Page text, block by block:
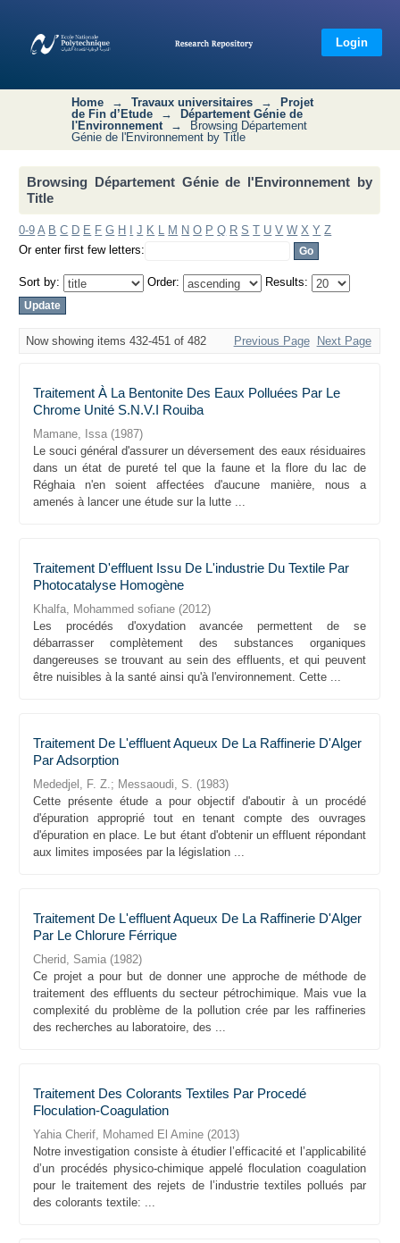
l'Environnement by Title
Login
Home → Travaux universitaires →
Projet
de Fin d’Etude
→
Département Génie de
l'Environnement
→
Browsing Département
Génie de l'Environnement by Title
Browsing Département Génie de l'Environnement by
Title
0-9 A B C D E F G H J K L M N O P Q R S T U V W X Y Z
Or enter first few letters:
Sort by: Order: Results:
Now showing items 432-451 of 482 Previous Page Next Page
Traitement À La Bentonite Des Eaux Polluées Par Le
Chrome Unité S.N.V.I Rouiba
Mamane, Issa (1987)
Le souci général d'assurer un déversement des eaux résiduaires
dans un état de pureté tel que la faune et la flore du lac de
Réghaia n'en soient affectées d'aucune manière, nous a
amenés à lancer une étude sur la lutte ...
Traitement D'effluent Issu De L'industrie Du Textile Par
Photocatalyse Homogène
Khalfa, Mohammed sofiane (2012)
Les procédés d'oxydation avancée permettent de se
débarrasser complètement des substances organiques
dangereuses se trouvant au sein des effluents, et qui peuvent
être nuisibles à la santé ainsi qu'à l'environnement. Cette ...
Traitement De L'effluent Aqueux De La Raffinerie D'Alger
Par Adsorption
Mededjel, F. Z.; Messaoudi, S. (1983)
Cette présente étude a pour objectif d'aboutir à un procédé
d'épuration approprié tout en tenant compte des ouvrages
d'épuration en place. Le but étant d'obtenir un effluent répondant
aux limites imposées par la législation ...
Traitement De L'effluent Aqueux De La Raffinerie D'Alger
Par Le Chlorure Férrique
Cherid, Samia (1982)
Ce projet a pour but de donner une approche de méthode de
traitement des effluents du secteur pétrochimique. Mais vue la
complexité du problème de la pollution crée par les raffineries
des recherches au laboratoire, des ...
Traitement Des Colorants Textiles Par Procedé
Floculation-Coagulation
Yahia Cherif, Mohamed El Amine (2013)
Notre investigation consiste à étudier l’efficacité et l’applicabilité
d’un procédés physico-chimique appelé floculation coagulation
pour le traitement des rejets de l’industrie textiles pollués par
des colorants textile: ...